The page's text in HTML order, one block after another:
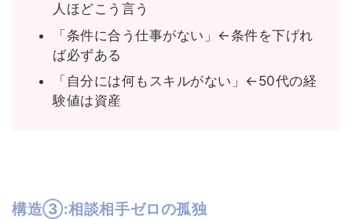
人ほどこう言う
「条件に合う仕事がない」←条件を下げれ
ば必ずある
「自分には何もスキルがない」←50代の経
験値は資産
構造③:相談相手ゼロの孤独